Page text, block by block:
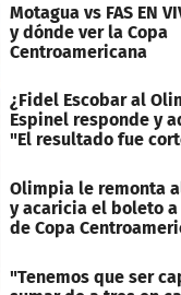
Motagua vs FAS EN
y dónde ver la Copa
Centroamericana
¿Fidel Escobar al
Espinel responde y
"El resultado fue
Olimpia le remonta
y acaricia el boleto
de Copa
"Tenemos que ser